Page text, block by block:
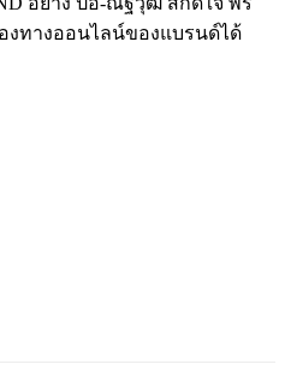
องทางออนไลน์ของแบรนด์ได้